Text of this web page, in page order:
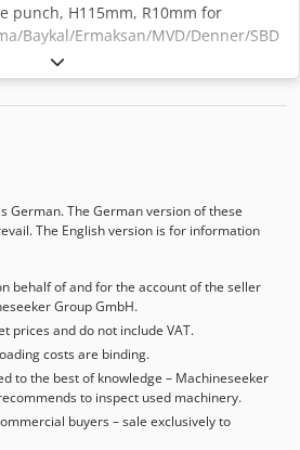
punch, H115mm, R10mm for
Baykal/Ermaksan/MVD/Denner/SBD
German. The German version of these
The English version is for information
behalf of and for the account of the seller
Group GmbH.
prices and do not include VAT.
costs are binding.
to the best of knowledge – Machineseeker
to inspect used machinery.
buyers – sale exclusively to